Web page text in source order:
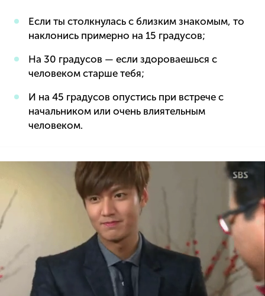
Если ты столкнулась с близким знакомым, то
наклонись примерно на 15 градусов;
На 30 градусов — если здороваешься с
человеком старше тебя;
И на 45 градусов опустись при встрече с
начальником или очень влиятельным
человеком.